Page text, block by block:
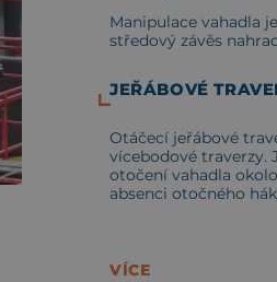
Manipulace vahadla
středový závěs
JEŘÁBOVÉ
Otáčecí jeřábové
vícebodové traverzy.
otočení vahadla
absenci otočného
VÍCE